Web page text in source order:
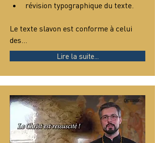
révision typographique du texte.
Le texte slavon est conforme à celui
des…
Lire la suite...